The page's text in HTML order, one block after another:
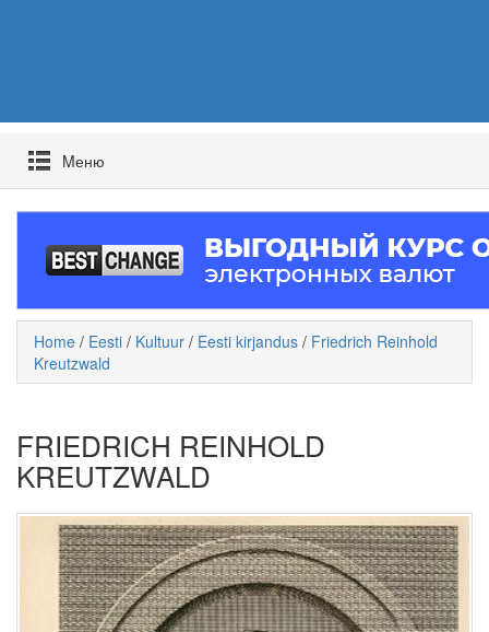
Mеню
Home / Eesti / Kultuur / Eesti kirjandus / Friedrich Reinhold
Kreutzwald
FRIEDRICH REINHOLD
KREUTZWALD